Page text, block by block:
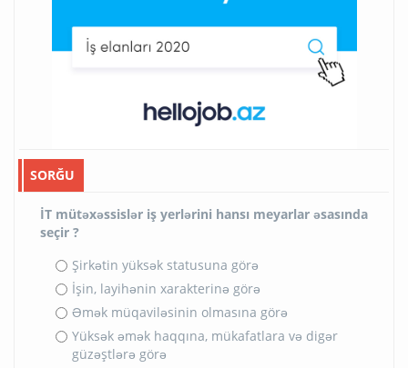
SORĞU
İT mütəxəssislər iş yerlərini hansı meyarlar əsasında
seçir ?
Şirkətin yüksək statusuna görə
İşin, layihənin xarakterinə görə
Əmək müqaviləsinin olmasına görə
Yüksək əmək haqqına, mükafatlara və digər
güzəştlərə görə